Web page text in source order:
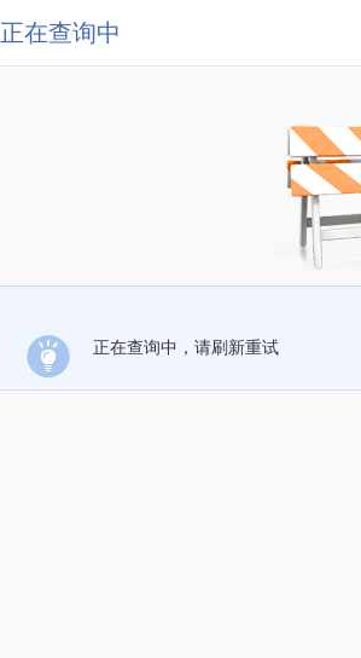
正在查询中
正在查询中，请刷新重试